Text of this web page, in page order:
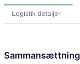
Logistik detaljer
Sammansættning